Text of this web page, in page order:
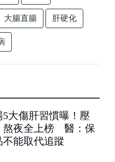
大腸直腸 肝硬化
5大傷肝習慣曝！壓
熬夜全上榜 醫：保
不能取代追蹤